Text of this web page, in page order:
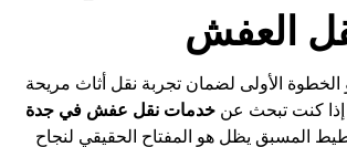
العفش
الخطوة الأولى لضمان تجربة نقل أثاث مريحة
إذا كنت تبحث عنخدمات نقل عفش في جدة
المسبق يظل هو المفتاح الحقيقي لنجاح